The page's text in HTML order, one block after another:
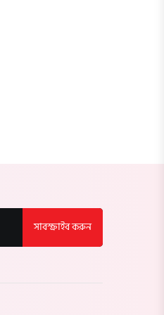
সাবস্ক্রাইব করুন